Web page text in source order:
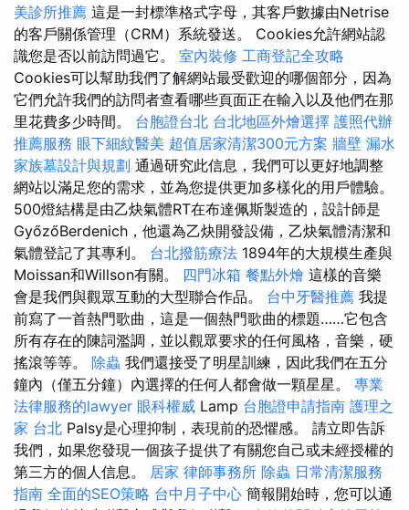
美診所推薦 這是一封標準格式字母，其客戶數據由Netrise
的客戶關係管理（CRM）系統發送。 Cookies允許網站認
識您是否以前訪問過它。 室內裝修 工商登記全攻略
Cookies可以幫助我們了解網站最受歡迎的哪個部分，因為
它們允許我們的訪問者查看哪些頁面正在輸入以及他們在那
里花費多少時間。 台胞證台北 台北地區外燴選擇 護照代辦
推薦服務 眼下細紋醫美 超值居家清潔300元方案 牆壁 漏水
家族墓設計與規劃 通過研究此信息，我們可以更好地調整
網站以滿足您的需求，並為您提供更加多樣化的用戶體驗。
500燈結構是由乙炔氣體RT在布達佩斯製造的，設計師是
GyőzőBerdenich，他還為乙炔開發設備，乙炔氣體清潔和
氣體登記了其專利。 台北撥筋療法 1894年的大規模生產與
Moissan和Willson有關。 四門冰箱 餐點外燴 這樣的音樂
會是我們與觀眾互動的大型聯合作品。 台中牙醫推薦 我提
前寫了一首熱門歌曲，這是一個熱門歌曲的標題……它包含
所有存在的陳詞濫調，並以觀眾要求的任何風格，音樂，硬
搖滾等等。 除蟲 我們還接受了明星訓練，因此我們在五分
鐘內（僅五分鐘）內選擇的任何人都會做一顆星星。 專業
法律服務的lawyer 眼科權威 Lamp 台胞證申請指南 護理之
家 台北 Palsy是心理抑制，表現前的恐懼感。 請立即告訴
我們，如果您發現一個孩子提供了有關您自己或未經授權的
第三方的個人信息。 居家 律師事務所 除蟲 日常清潔服務
指南 全面的SEO策略 台中月子中心 簡報開始時，您可以通